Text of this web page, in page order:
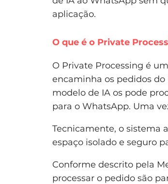
aplicação.
O que é o Private
O Private Processing é
encaminha os pedidos
modelo de IA os pode
para o WhatsApp. Uma
Tecnicamente, o sistema
espaço isolado e seguro
Conforme descrito pela
processar o pedido são